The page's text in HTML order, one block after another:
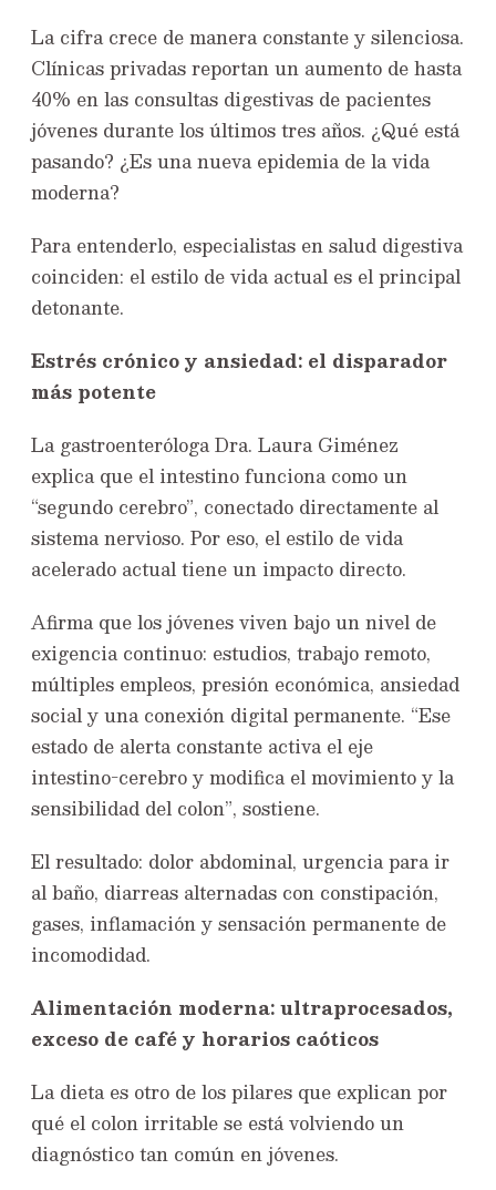
La cifra crece de manera constante y silenciosa.
Clínicas privadas reportan un aumento de hasta
40% en las consultas digestivas de pacientes
jóvenes durante los últimos tres años. ¿Qué está
pasando? ¿Es una nueva epidemia de la vida
moderna?
Para entenderlo, especialistas en salud digestiva
coinciden: el estilo de vida actual es el principal
detonante.
Estrés crónico y ansiedad: el disparador
más potente
La gastroenteróloga Dra. Laura Giménez
explica que el intestino funciona como un
“segundo cerebro”, conectado directamente al
sistema nervioso. Por eso, el estilo de vida
acelerado actual tiene un impacto directo.
Afirma que los jóvenes viven bajo un nivel de
exigencia continuo: estudios, trabajo remoto,
múltiples empleos, presión económica, ansiedad
social y una conexión digital permanente. “Ese
estado de alerta constante activa el eje
intestino-cerebro y modifica el movimiento y la
sensibilidad del colon”, sostiene.
El resultado: dolor abdominal, urgencia para ir
al baño, diarreas alternadas con constipación,
gases, inflamación y sensación permanente de
incomodidad.
Alimentación moderna: ultraprocesados,
exceso de café y horarios caóticos
La dieta es otro de los pilares que explican por
qué el colon irritable se está volviendo un
diagnóstico tan común en jóvenes.